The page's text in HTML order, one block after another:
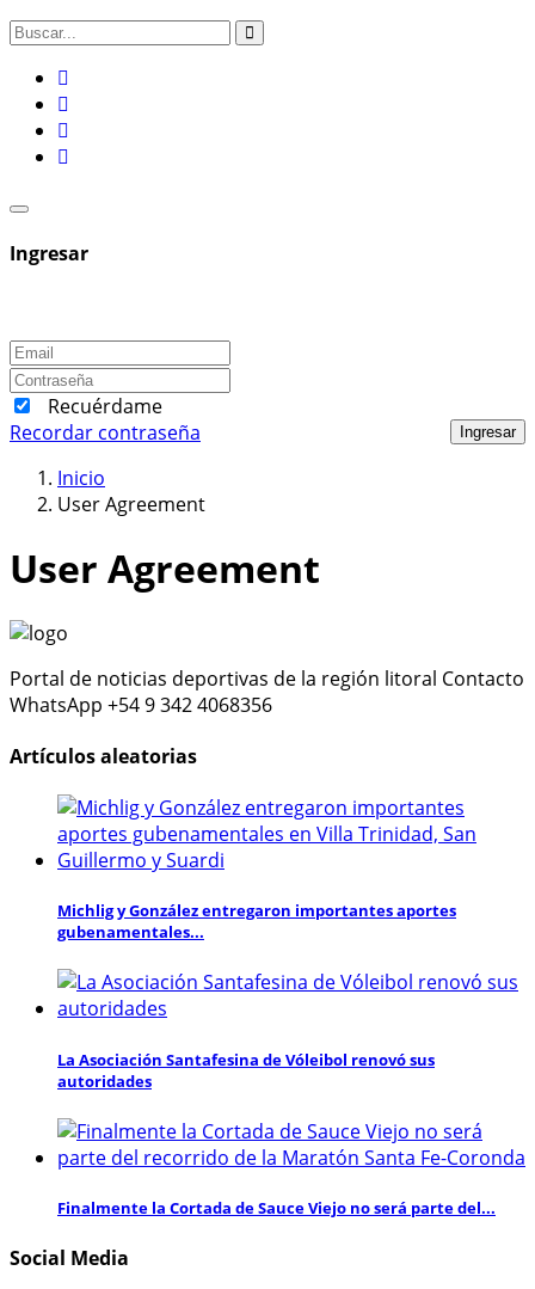
Ingresar
Recuérdame
Ingresar
Recordar contraseña
Inicio
User Agreement
User Agreement
Portal de noticias deportivas de la región litoral Contacto
WhatsApp +54 9 342 4068356
Artículos aleatorias
Michlig y González entregaron importantes aportes
gubenamentales...
La Asociación Santafesina de Vóleibol renovó sus
autoridades
Finalmente la Cortada de Sauce Viejo no será parte del...
Social Media